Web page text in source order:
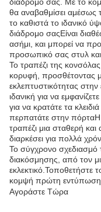
θα αναβαθμίσει αμέσως
το καθιστά το ιδανικό
διάδρομο σαςΕίναι
ασήμι, και μπορεί να
προσωπικό σας στυλ
Το τραπέζι της κονσόλας
κορυφή, προσθέτοντας
εκλεπτυστικότητας
ιδανική για να
για να κρατάτε τα
περπατάτε στην πόρταΗ
τραπέζι μια σταθερή και
διαρκέσει για πολλά
Το σύγχρονο
διακόσμησης, από τον
εκλεκτικό.Τοποθετήστε
κομψή πρώτη εντύπωση
Αγοράστε Τώρα